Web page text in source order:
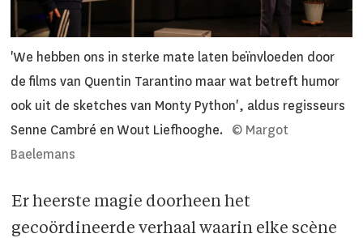
'We hebben ons in sterke mate laten beïnvloeden door
de films van Quentin Tarantino maar wat betreft humor
ook uit de sketches van Monty Python', aldus regisseurs
Senne Cambré en Wout Liefhooghe. © Margot
Baelemans
Er heerste magie doorheen het
gecoördineerde verhaal waarin elke scène